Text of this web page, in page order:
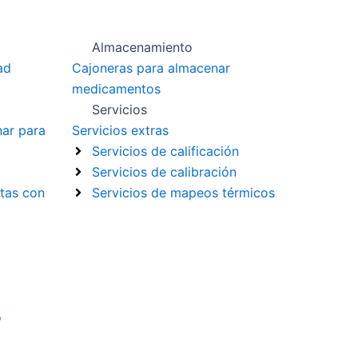
para
con
Almacenamiento
Cajoneras para almacenar
medicamentos
Servicios
Servicios extras
Servicios de calificación
Servicios de calibración
Servicios de mapeos térmicos